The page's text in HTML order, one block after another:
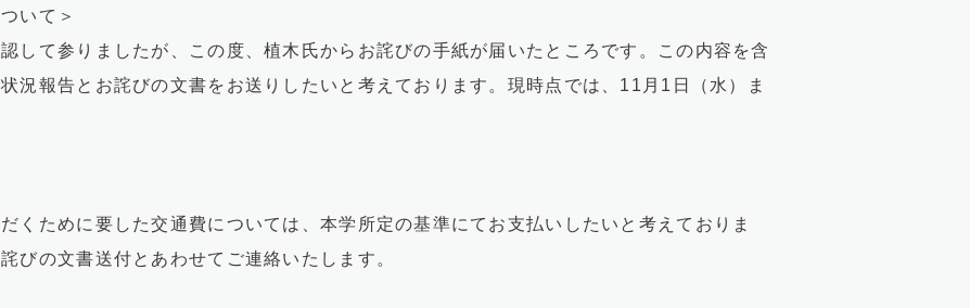
いて＞
して参りましたが、この度、植木氏からお詫びの手紙が届いたところです。この内容を含
況報告とお詫びの文書をお送りしたいと考えております。現時点では、11月1日（水）ま
くために要した交通費については、本学所定の基準にてお支払いしたいと考えておりま
びの文書送付とあわせてご連絡いたします。